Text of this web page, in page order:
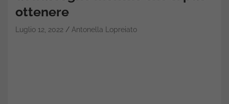
ottenere
Luglio 12, 2022 Antonella Lopreiato